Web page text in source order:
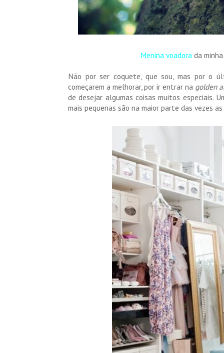
Menina voadora da
Não por ser coquete, que sou, mas por o
começarem a melhorar, por ir entrar na golden
de desejar algumas coisas muitos especiais.
mais pequenas são na maior parte das vezes